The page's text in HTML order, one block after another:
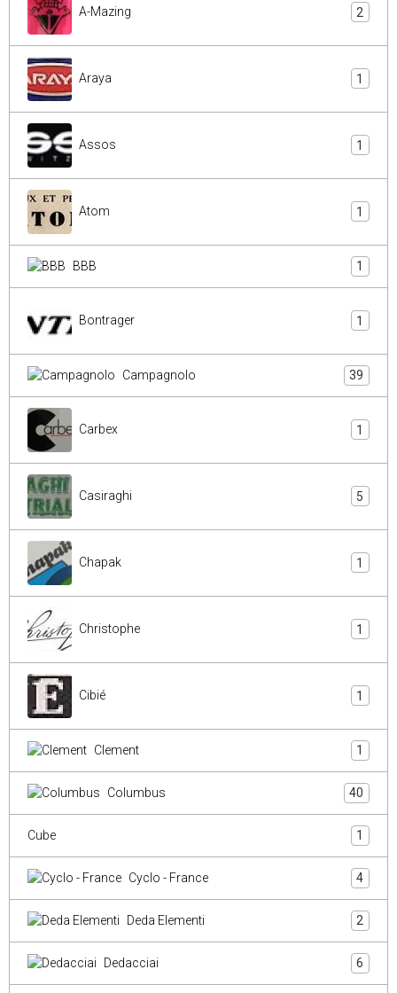
A-Mazing 2
Araya 1
Assos 1
Atom 1
BBB 1
Bontrager 1
Campagnolo 39
Carbex 1
Casiraghi 5
Chapak 1
Christophe 1
Cibié 1
Clement 1
Columbus 40
Cube 1
Cyclo - France 4
Deda Elementi 2
Dedacciai 6